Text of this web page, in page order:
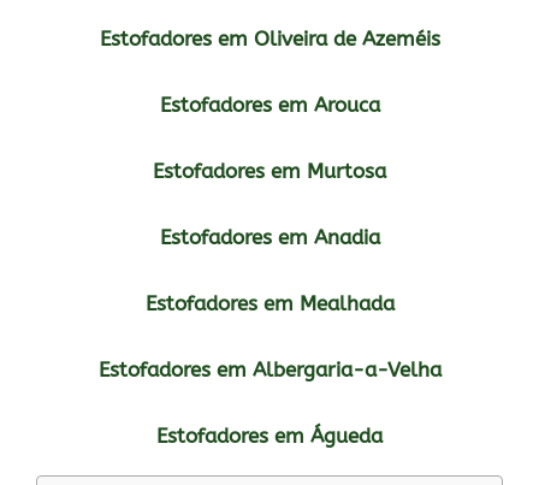
Estofadores em Oliveira de Azeméis
Estofadores em Arouca
Estofadores em Murtosa
Estofadores em Anadia
Estofadores em Mealhada
Estofadores em Albergaria-a-Velha
Estofadores em Águeda